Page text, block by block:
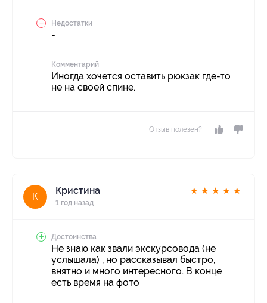
Недостатки
-
Комментарий
Иногда хочется оставить рюкзак где-то
не на своей спине.
Отзыв полезен?
К
Кристина
1 год назад
★ ★ ★ ★ ★
Достоинства
Не знаю как звали экскурсовода (не
услышала) , но рассказывал быстро,
внятно и много интересного. В конце
есть время на фото